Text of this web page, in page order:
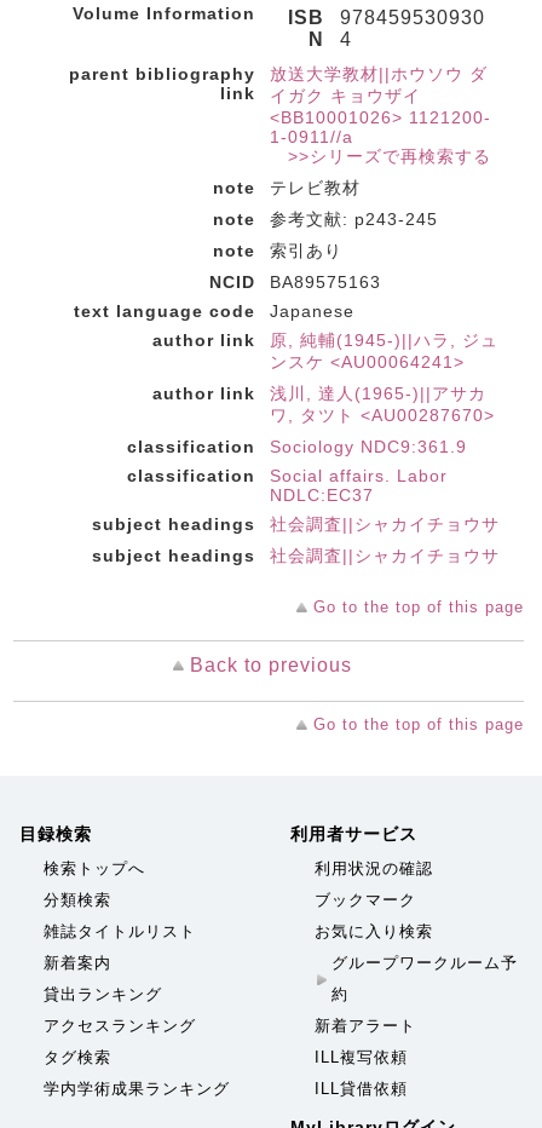
Volume Information
ISB
N
978459530930
4
parent bibliography
link
放送大学教材||ホウソウ ダ
イガク キョウザイ
<BB10001026> 1121200-
1-0911//a
>>シリーズで再検索する
note
テレビ教材
note
参考文献: p243-245
note
索引あり
NCID
BA89575163
text language code
Japanese
author link
原, 純輔(1945-)||ハラ, ジュ
ンスケ <AU00064241>
author link
浅川, 達人(1965-)||アサカ
ワ, タツト <AU00287670>
classification
Sociology NDC9:361.9
classification
Social affairs. Labor
NDLC:EC37
subject headings
社会調査||シャカイチョウサ
subject headings
社会調査||シャカイチョウサ
Go to the top of this page
Back to previous
Go to the top of this page
目録検索
検索トップへ
分類検索
雑誌タイトルリスト
新着案内
貸出ランキング
アクセスランキング
タグ検索
学内学術成果ランキング
利用者サービス
利用状況の確認
ブックマーク
お気に入り検索
グループワークルーム予
約
新着アラート
ILL複写依頼
ILL貸借依頼